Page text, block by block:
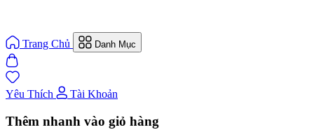
Trang Chủ Danh Mục
Yêu Thích Tài Khoản
Thêm nhanh vào giỏ hàng